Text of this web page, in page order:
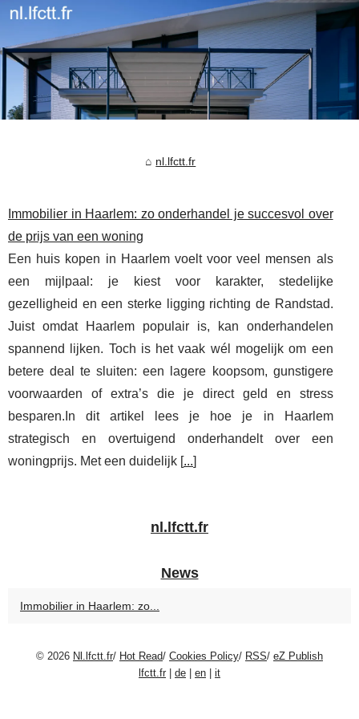
nl.lfctt.fr
Immobilier in Haarlem: zo onderhandel je succesvol over
de prijs van een woning
Een huis kopen in Haarlem voelt voor veel mensen als
een mijlpaal: je kiest voor karakter, stedelijke
gezelligheid en een sterke ligging richting de Randstad.
Juist omdat Haarlem populair is, kan onderhandelen
spannend lijken. Toch is het vaak wél mogelijk om een
betere deal te sluiten: een lagere koopsom, gunstigere
voorwaarden of extra’s die je direct geld en stress
besparen.In dit artikel lees je hoe je in Haarlem
strategisch en overtuigend onderhandelt over een
woningprijs. Met een duidelijk [...]
nl.lfctt.fr
News
Immobilier in Haarlem: zo...
© 2026 Nl.lfctt.fr/ Hot Read/ Cookies Policy/ RSS/ eZ Publish
lfctt.fr
de en it